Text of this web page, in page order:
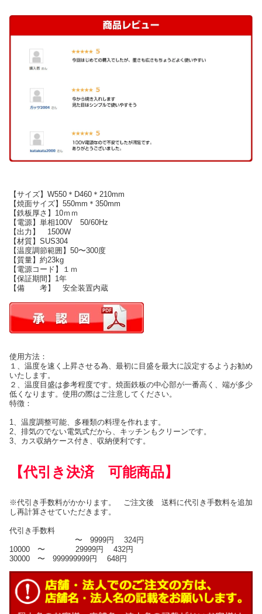
【サイズ】W550＊D460＊210mm
【焼面サイズ】550mm＊350mm
【鉄板厚さ】10ｍｍ
【電源】単相100V 50/60Hz
【出力】 1500W
【材質】SUS304
【温度調節範囲】50〜300度
【質量】約23kg
【電源コード】１ｍ
【保証期間】1年
【備 考】 安全装置内蔵
使用方法：
１、温度を速く上昇させる為、最初に目盛を最大に設定するようお勧め
いたします。
２、温度目盛は参考程度です。焼面鉄板の中心部が一番高く、端が多少
低くなります。使用の際はご注意してください。
特徴：
1、温度調整可能、多種類の料理を作れます。
2、排気のでない電気式だから、キッチンもクリーンです。
3、カス収納ケース付き、収納便利です。
【代引き決済 可能商品】
※代引き手数料がかかります。 ご注文後 送料に代引き手数料を追加
し再計算させていただきます。
代引き手数料
〜 9999円 324円
10000 〜 29999円 432円
30000 〜 999999999円 648円